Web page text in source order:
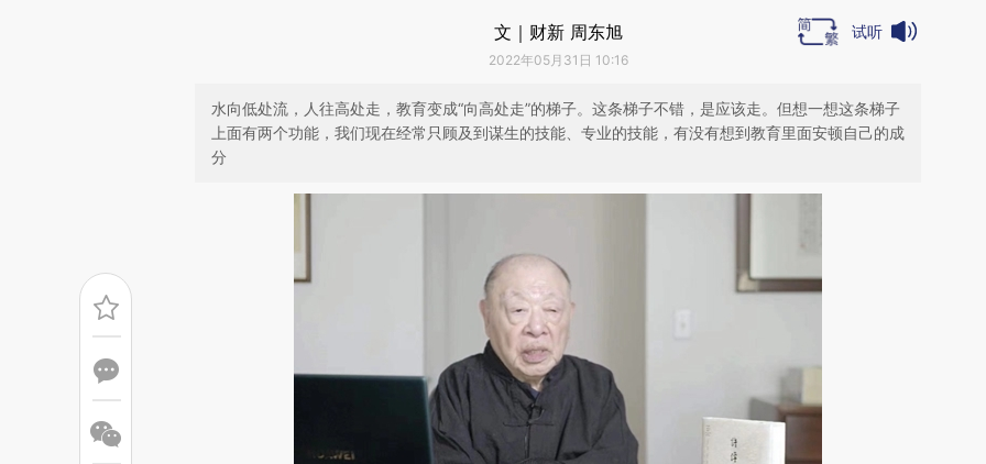
文｜财新 周东旭
2022年05月31日 10:16
试听
水向低处流，人往高处走，教育变成“向高处走”的梯子。这条梯子不错，是应该走。但想一想这条梯子
上面有两个功能，我们现在经常只顾及到谋生的技能、专业的技能，有没有想到教育里面安顿自己的成
分